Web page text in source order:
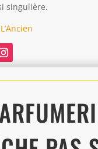
singulière.